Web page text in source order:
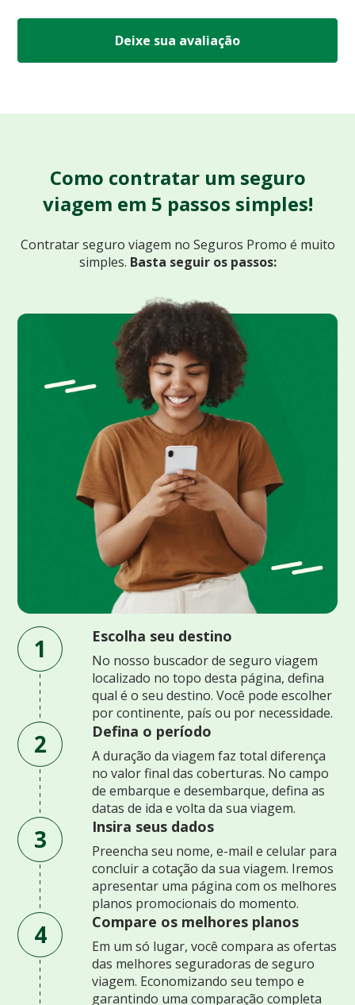
Deixe sua avaliação
Como contratar um seguro
viagem em 5 passos simples!
Contratar seguro viagem no Seguros Promo é muito
simples. Basta seguir os passos:
1 Escolha seu destino
No nosso buscador de seguro viagem
localizado no topo desta página, defina
qual é o seu destino. Você pode escolher
por continente, país ou por necessidade.
2 Defina o período
A duração da viagem faz total diferença
no valor final das coberturas. No campo
de embarque e desembarque, defina as
datas de ida e volta da sua viagem.
3 Insira seus dados
Preencha seu nome, e-mail e celular para
concluir a cotação da sua viagem. Iremos
apresentar uma página com os melhores
planos promocionais do momento.
4 Compare os melhores planos
Em um só lugar, você compara as ofertas
das melhores seguradoras de seguro
viagem. Economizando seu tempo e
garantindo uma comparação completa